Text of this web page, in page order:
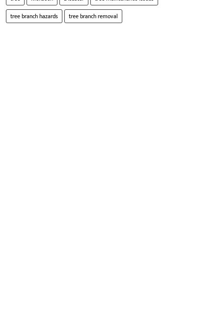
tree branch hazards
tree branch removal